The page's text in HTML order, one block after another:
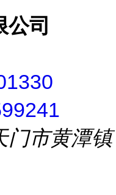
司
门市黄潭镇